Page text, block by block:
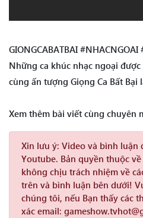
GIONGCABATBAI
Những ca khúc nhạc ngoại
cùng ấn tượng Giọng Ca Bất Bại
Xem thêm bài viết cùng chuyên
Xin lưu ý: Video và bình luận
Youtube. Bản quyền thuộc
không chịu trách nhiệm về
trên và bình luận bên dưới!
chúng tôi, nếu Bạn thấy các
xác email: